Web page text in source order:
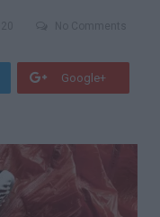
Google+